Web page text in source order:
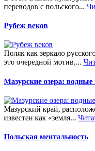
переводов с польского...
Рубеж веков
Поляк как зеркало
это очередной мотив,...
Мазурские озера:
Мазурский край,
известен как «земля...
Польская ментальность